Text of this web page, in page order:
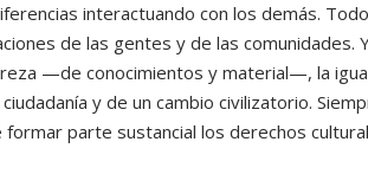
interactuando con los demás.
de las gentes y de las comunidades.
—de conocimientos y material—, la
y de un cambio civilizatorio.
parte sustancial los derechos